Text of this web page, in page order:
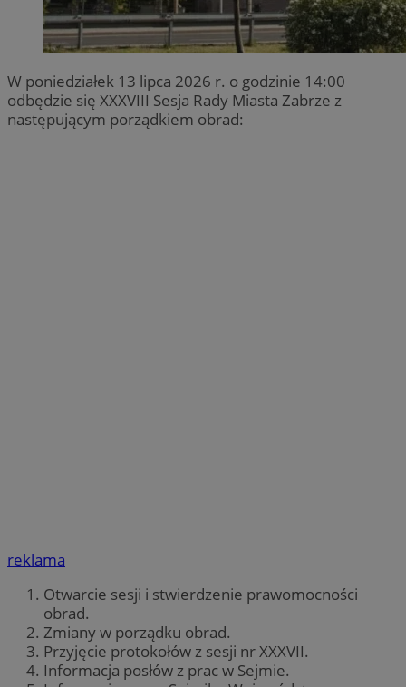
W poniedziałek 13 lipca 2026 r. o godzinie 14:00
odbędzie się XXXVIII Sesja Rady Miasta Zabrze z
następującym porządkiem obrad:
reklama
Otwarcie sesji i stwierdzenie prawomocności
obrad.
Zmiany w porządku obrad.
Przyjęcie protokołów z sesji nr XXXVII.
Informacja posłów z prac w Sejmie.